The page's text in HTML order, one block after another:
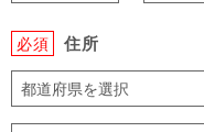
必須 住所
都道府県を選択